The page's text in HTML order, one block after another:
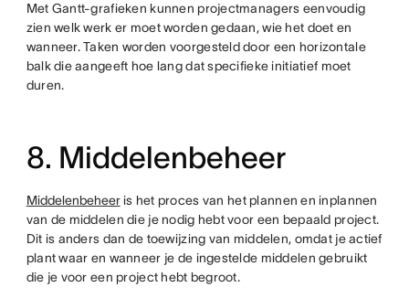
Met Gantt-grafieken kunnen projectmanagers eenvoudig
zien welk werk er moet worden gedaan, wie het doet en
wanneer. Taken worden voorgesteld door een horizontale
balk die aangeeft hoe lang dat specifieke initiatief moet
duren.
8. Middelenbeheer
Middelenbeheeris het proces van het plannen en inplannen
van de middelen die je nodig hebt voor een bepaald project.
Dit is anders dan de toewijzing van middelen, omdat je actief
plant waar en wanneer je de ingestelde middelen gebruikt
die je voor een project hebt begroot.